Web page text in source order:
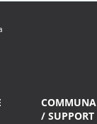
/ SUPPORT